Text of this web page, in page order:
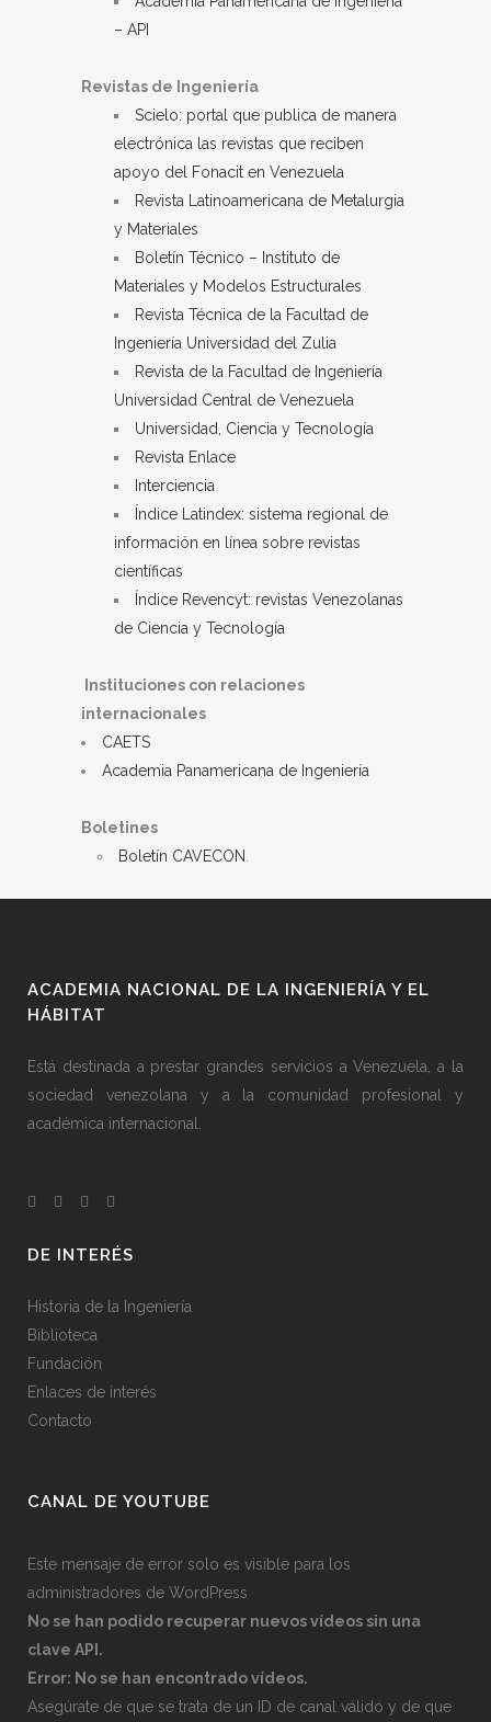
– API
Revistas de Ingeniería
Scielo: portal que publica de manera
electrónica las revistas que reciben
apoyo del Fonacit en Venezuela
Revista Latinoamericana de Metalurgia
y Materiales
Boletín Técnico – Instituto de
Materiales y Modelos Estructurales
Revista Técnica de la Facultad de
Ingeniería Universidad del Zulia
Revista de la Facultad de Ingeniería
Universidad Central de Venezuela
Universidad, Ciencia y Tecnología
Revista Enlace
Interciencia
Índice Latindex: sistema regional de
información en línea sobre revistas
científicas
Índice Revencyt: revistas Venezolanas
de Ciencia y Tecnología
Instituciones con relaciones
internacionales
CAETS
Academia Panamericana de Ingeniería
Boletines
Boletín CAVECON
ACADEMIA NACIONAL DE LA INGENIERÍA Y EL
HÁBITAT
Está destinada a prestar grandes servicios a Venezuela, a la
sociedad venezolana y a la comunidad profesional y
académica internacional.
DE INTERÉS
Historia de la Ingeniería
Biblioteca
Fundación
Enlaces de interés
Contacto
CANAL DE YOUTUBE
Este mensaje de error solo es visible para los
administradores de WordPress
No se han podido recuperar nuevos vídeos sin una
clave API.
Error: No se han encontrado vídeos.
Asegúrate de que se trata de un ID de canal válido y de que